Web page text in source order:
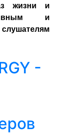
жизни и
и
-